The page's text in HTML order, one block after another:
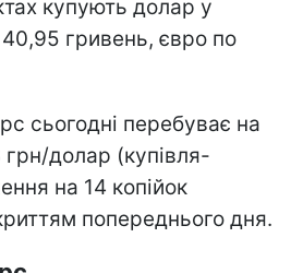
купують долар у
гривень, євро по
сьогодні перебуває на
грн/долар (купівля-
на 14 копійок
попереднього дня.